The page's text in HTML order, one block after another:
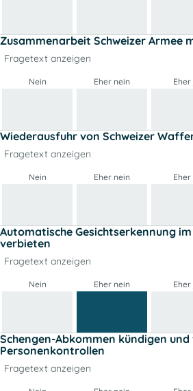
Zusammenarbeit Schweizer Armee
Fragetext anzeigen
Nein Eher nein Eher
Wiederausfuhr von Schweizer
Fragetext anzeigen
Nein Eher nein Eher
Automatische Gesichtserkennung
verbieten
Fragetext anzeigen
Nein Eher nein Eher
Schengen-Abkommen kündigen
Personenkontrollen
Fragetext anzeigen